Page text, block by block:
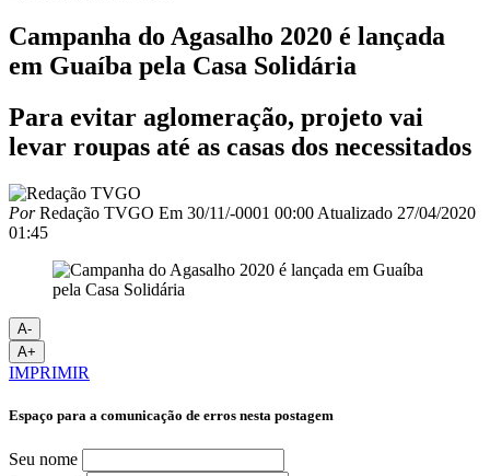
Campanha do Agasalho 2020 é lançada
em Guaíba pela Casa Solidária
Para evitar aglomeração, projeto vai
levar roupas até as casas dos necessitados
PorRedação TVGO Em 30/11/-0001 00:00 Atualizado 27/04/2020
01:45
A-
A+
IMPRIMIR
Espaço para a comunicação de erros nesta postagem
Seu nome